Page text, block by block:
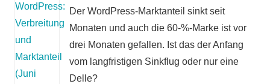
Der WordPress-Marktanteil sinkt seit
Monaten und auch die 60-%-Marke ist vor
drei Monaten gefallen. Ist das der Anfang
vom langfristigen Sinkflug oder nur eine
Delle?